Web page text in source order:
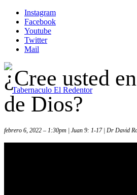
Instagram
Facebook
Youtube
Twitter
Mail
¿Cree usted
de Dios?
febrero 6, 2022 – 1:30pm | Juan 9: 1-17 | Dr David